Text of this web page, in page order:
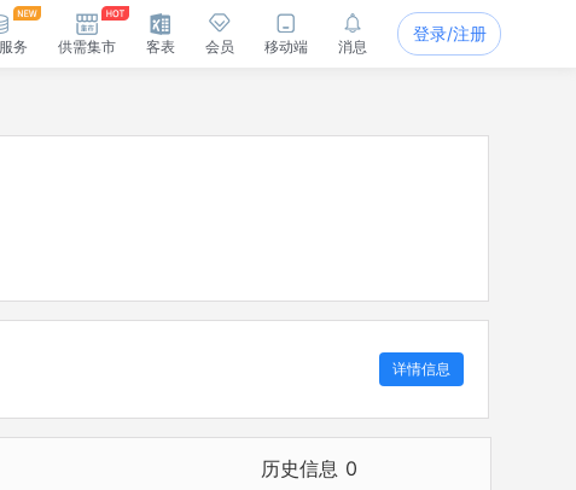
务 供需集市 客表 会员 移动端 消息
登录/注册
详情信息
历史信息 0